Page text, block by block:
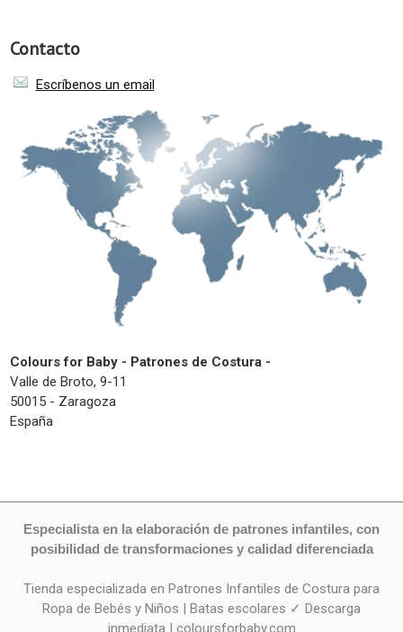
Contacto
Escríbenos un email
Colours for Baby - Patrones de Costura -
Valle de Broto, 9-11
50015 - Zaragoza
España
Especialista en la elaboración de patrones infantiles, con
posibilidad de transformaciones y calidad diferenciada
Tienda especializada en Patrones Infantiles de Costura para
Ropa de Bebés y Niños | Batas escolares ✓ Descarga
inmediata | coloursforbaby.com